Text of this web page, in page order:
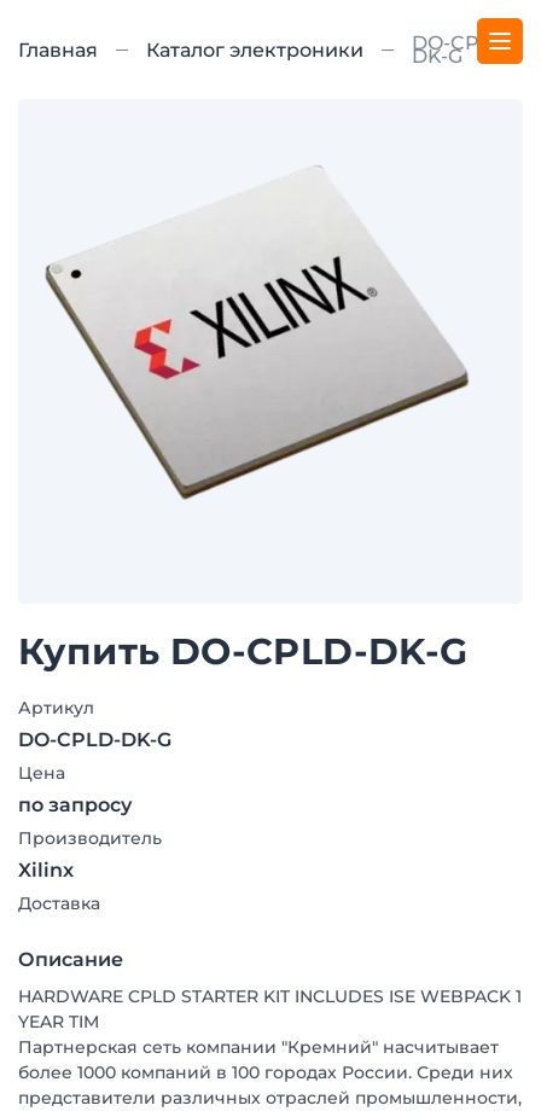
Главная Каталог электроники DO-CPLD-
DK-G
Купить DO-CPLD-DK-G
Артикул
DO-CPLD-DK-G
Цена
по запросу
Производитель
Xilinx
Доставка
Описание
HARDWARE CPLD STARTER KIT INCLUDES ISE WEBPACK 1
YEAR TIM
Партнерская сеть компании "Кремний" насчитывает
более 1000 компаний в 100 городах России. Среди них
представители различных отраслей промышленности,